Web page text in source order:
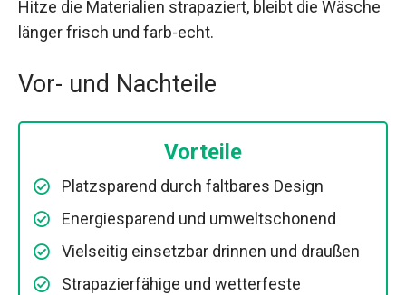
Hitze die Materialien strapaziert, bleibt die Wäsche
länger frisch und farb-echt.
Vor- und Nachteile
Vorteile
Platzsparend durch faltbares Design
Energiesparend und umweltschonend
Vielseitig einsetzbar drinnen und draußen
Strapazierfähige und wetterfeste